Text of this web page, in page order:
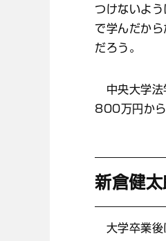
つけないよ
で学んだか
だろう。
中央大学法
800万円から
新倉健
大学卒業後